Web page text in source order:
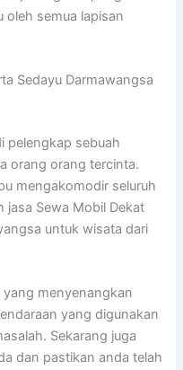
oleh semua lapisan
Sedayu Darmawangsa
pelengkap sebuah
orang orang tercinta.
mengakomodir seluruh
jasa Sewa Mobil Dekat
untuk wisata dari
yang menyenangkan
yang digunakan
Sekarang juga
dan pastikan anda telah